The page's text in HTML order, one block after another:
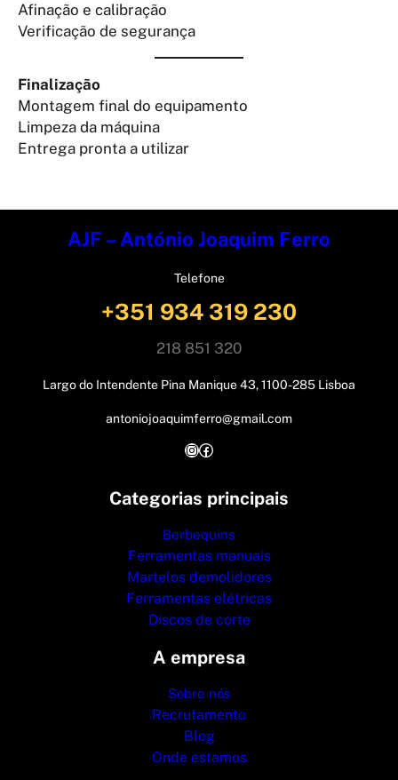
Afinação e calibração
Verificação de segurança
Finalização
Montagem final do equipamento
Limpeza da máquina
Entrega pronta a utilizar
AJF – António Joaquim Ferro
Telefone
+351 934 319 230
218 851 320
Largo do Intendente Pina Manique 43, 1100-285 Lisboa
antoniojoaquimferro@gmail.com
InstagramFacebook
Categorias principais
Berbequins
Ferramentas manuais
Martelos demolidores
Ferramentas elétricas
Discos de corte
A empresa
Sobre nós
Recrutamento
Blog
Onde estamos